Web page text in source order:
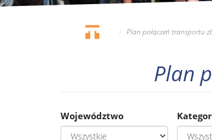
Plan połączeń transportu
Plan
Województwo